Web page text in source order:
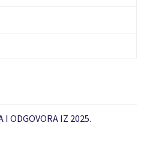
ODGOVORA IZ 2025.